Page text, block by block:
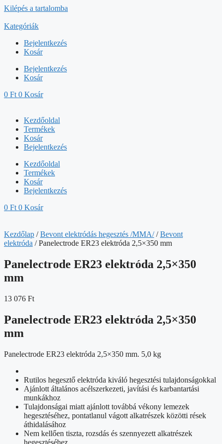
Kilépés a tartalomba
Kategóriák
Bejelentkezés
Kosár
Bejelentkezés
Kosár
0 Ft 0 Kosár
Kezdőoldal
Termékek
Kosár
Bejelentkezés
Kezdőoldal
Termékek
Kosár
Bejelentkezés
0 Ft 0 Kosár
Kezdőlap /Bevont elektródás hegesztés /MMA//Bevont
elektróda / Panelectrode ER23 elektróda 2,5×350 mm
Panelectrode ER23 elektróda 2,5×350
mm
13 076 Ft
Panelectrode ER23 elektróda 2,5×350
mm
Panelectrode ER23 elektróda 2,5×350 mm. 5,0 kg
Rutilos hegesztő elektróda kiváló hegesztési tulajdonságokkal
Ajánlott általános acélszerkezeti, javítási és karbantartási
munkákhoz
Tulajdonságai miatt ajánlott továbbá vékony lemezek
hegesztéséhez, pontatlanul vágott alkatrészek közötti rések
áthidalásához
Nem kellően tiszta, rozsdás és szennyezett alkatrészek
hegesztéséhez